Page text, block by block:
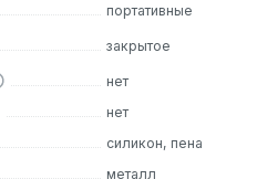
портативные
закрытое
нет
нет
силикон, пена
металл